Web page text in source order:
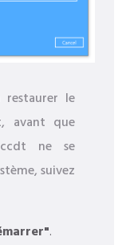
restaurer le
avant que
ne se
suivez
.